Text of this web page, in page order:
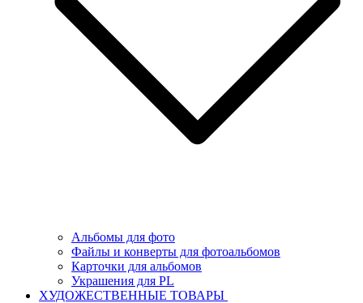
Альбомы для фото
Файлы и конверты для фотоальбомов
Карточки для альбомов
Украшения для PL
ХУДОЖЕСТВЕННЫЕ ТОВАРЫ